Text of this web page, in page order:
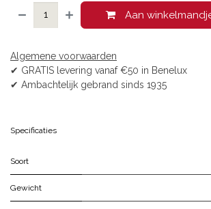
Aan
Algemene voorwaarden
✔ GRATIS levering vanaf €50 in Benelux
✔ Ambachtelijk gebrand sinds 1935
Specificaties
Soort
Gewicht